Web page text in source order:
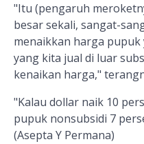
"Itu (pengaruh
besar sekali, sangat-
menaikkan harga
yang kita jual di luar
kenaikan harga,"
"Kalau dollar naik 10
pupuk nonsubsidi 7
(Asepta Y Permana)